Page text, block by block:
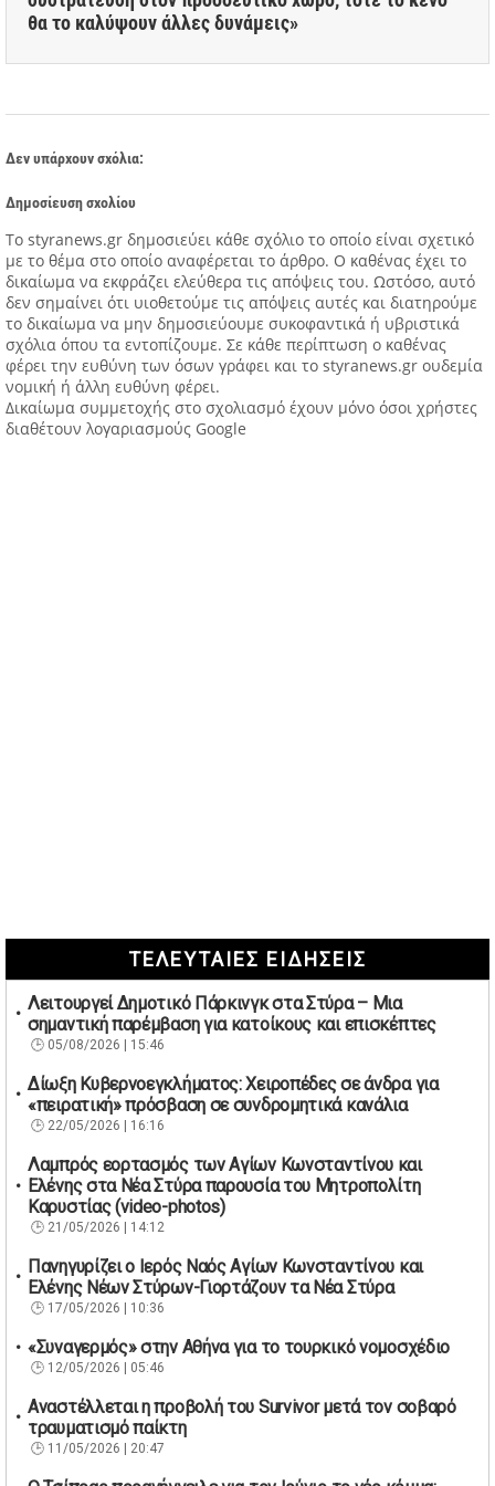
θα το καλύψουν άλλες δυνάμεις»
Δεν υπάρχουν σχόλια:
Δημοσίευση σχολίου
Tο styranews.gr δημοσιεύει κάθε σχόλιο το οποίο είναι σχετικό
με το θέμα στο οποίο αναφέρεται το άρθρο. Ο καθένας έχει το
δικαίωμα να εκφράζει ελεύθερα τις απόψεις του. Ωστόσο, αυτό
δεν σημαίνει ότι υιοθετούμε τις απόψεις αυτές και διατηρούμε
το δικαίωμα να μην δημοσιεύουμε συκοφαντικά ή υβριστικά
σχόλια όπου τα εντοπίζουμε. Σε κάθε περίπτωση ο καθένας
φέρει την ευθύνη των όσων γράφει και το styranews.gr ουδεμία
νομική ή άλλη ευθύνη φέρει.
Δικαίωμα συμμετοχής στο σχολιασμό έχουν μόνο όσοι χρήστες
διαθέτουν λογαριασμούς Google
ΤΕΛΕΥΤΑΙΕΣ ΕΙΔΗΣΕΙΣ
Λειτουργεί Δημοτικό Πάρκινγκ στα Στύρα – Μια
σημαντική παρέμβαση για κατοίκους και επισκέπτες
05/08/2026 | 15:46
Δίωξη Κυβερνοεγκλήματος: Χειροπέδες σε άνδρα για
«πειρατική» πρόσβαση σε συνδρομητικά κανάλια
22/05/2026 | 16:16
Λαμπρός εορτασμός των Αγίων Κωνσταντίνου και
Ελένης στα Νέα Στύρα παρουσία του Μητροπολίτη
Καρυστίας (video-photos)
21/05/2026 | 14:12
Πανηγυρίζει ο Ιερός Ναός Αγίων Κωνσταντίνου και
Ελένης Νέων Στύρων-Γιορτάζουν τα Νέα Στύρα
17/05/2026 | 10:36
«Συναγερμός» στην Αθήνα για το τουρκικό νομοσχέδιο
12/05/2026 | 05:46
Αναστέλλεται η προβολή του Survivor μετά τον σοβαρό
τραυματισμό παίκτη
11/05/2026 | 20:47